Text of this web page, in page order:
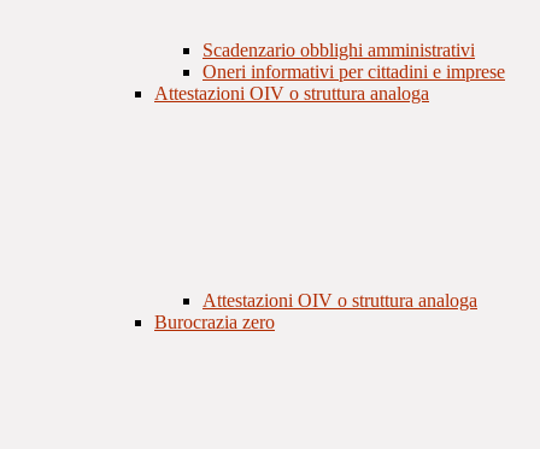
Scadenzario obblighi amministrativi
Oneri informativi per cittadini e imprese
Attestazioni OIV o struttura analoga
Attestazioni OIV o struttura analoga
Burocrazia zero